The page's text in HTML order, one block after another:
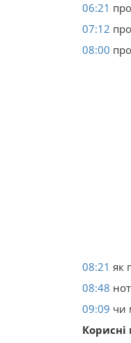
06:21
07:12
08:00
08:21 як
08:48
09:09 чи
Корисні